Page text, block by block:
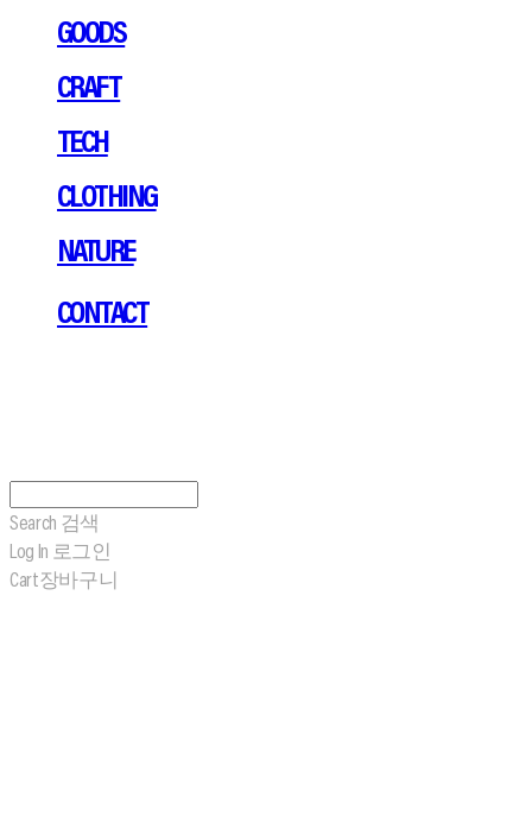
GOODS
CRAFT
TECH
CLOTHING
NATURE
CONTACT
Search 검색
Log In 로그인
Cart장바구니